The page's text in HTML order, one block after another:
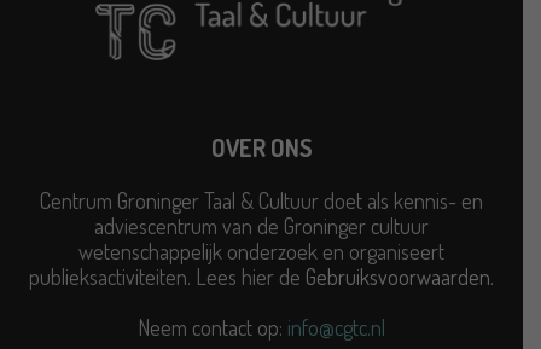
OVER ONS
Centrum Groninger Taal & Cultuur doet als kennis- en
adviescentrum van de Groninger cultuur
wetenschappelijk onderzoek en organiseert
publieksactiviteiten. Lees hier de Gebruiksvoorwaarden.
Neem contact op: info@cgtc.nl